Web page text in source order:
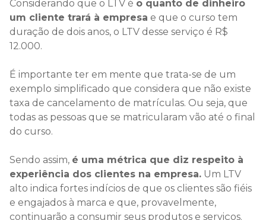
Considerando que o LTV é o quanto de dinheiro
um cliente trará à empresa e que o curso tem
duração de dois anos, o LTV desse serviço é R$
12.000.
É importante ter em mente que trata-se de um
exemplo simplificado que considera que não existe
taxa de cancelamento de matrículas. Ou seja, que
todas as pessoas que se matricularam vão até o final
do curso.
Sendo assim, é uma métrica que diz respeito à
experiência dos clientes na empresa. Um LTV
alto indica fortes indícios de que os clientes são fiéis
e engajados à marca e que, provavelmente,
continuarão a consumir seus produtos e serviços.